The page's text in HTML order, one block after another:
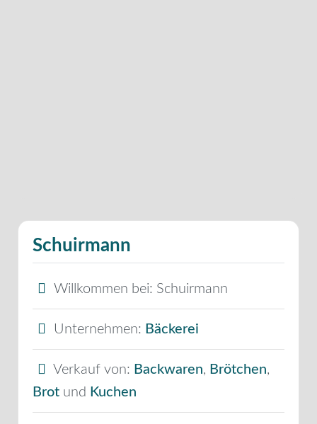
Schuirmann
Willkommen bei: Schuirmann
Unternehmen: Bäckerei
Verkauf von: Backwaren, Brötchen,
Brot und Kuchen